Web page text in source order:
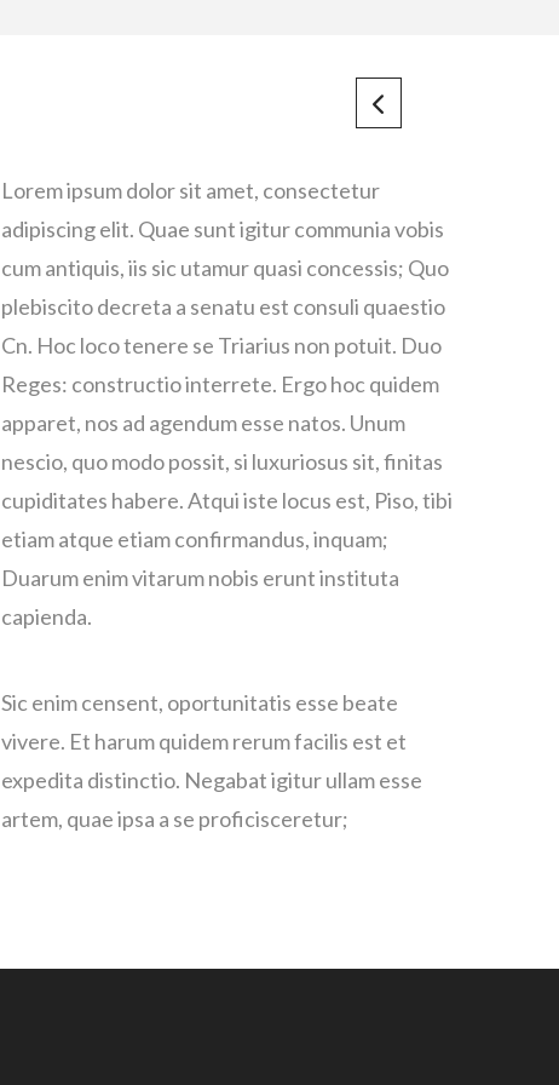
Lorem ipsum dolor sit amet, consectetur
adipiscing elit. Quae sunt igitur communia vobis
cum antiquis, iis sic utamur quasi concessis; Quo
plebiscito decreta a senatu est consuli quaestio
Cn. Hoc loco tenere se Triarius non potuit. Duo
Reges: constructio interrete. Ergo hoc quidem
apparet, nos ad agendum esse natos. Unum
nescio, quo modo possit, si luxuriosus sit, finitas
cupiditates habere. Atqui iste locus est, Piso, tibi
etiam atque etiam confirmandus, inquam;
Duarum enim vitarum nobis erunt instituta
capienda.
Sic enim censent, oportunitatis esse beate
vivere. Et harum quidem rerum facilis est et
expedita distinctio. Negabat igitur ullam esse
artem, quae ipsa a se proficisceretur;